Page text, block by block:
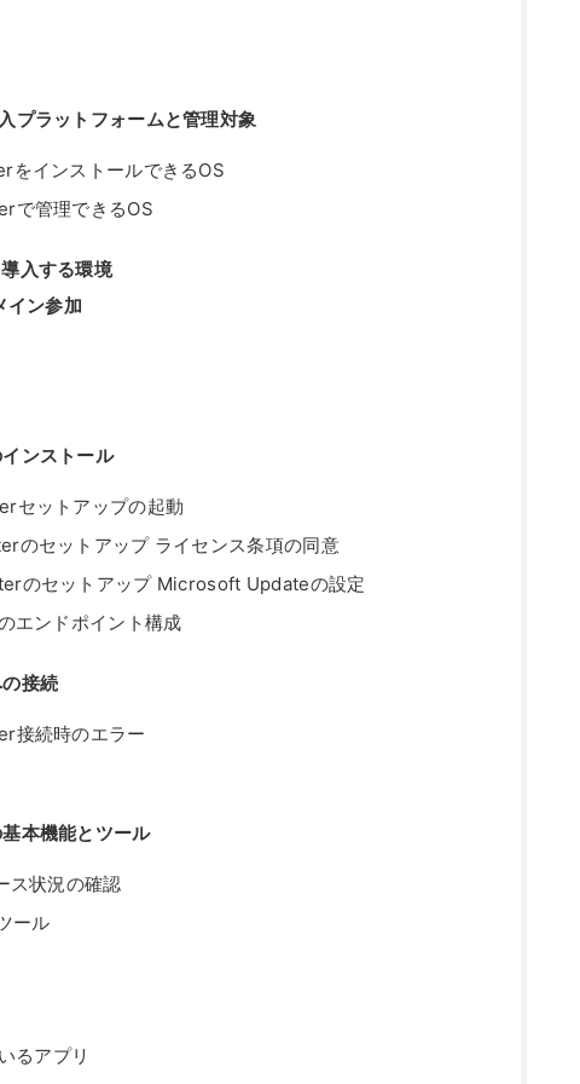
ラットフォームと管理対象
インストールできるOS
で管理できるOS
入する環境
イン参加
ンストール
セットアップの起動
セットアップ ライセンス条項の同意
のセットアップ Microsoft Updateの設定
エンドポイント構成
接続
接続時のエラー
本機能とツール
ス状況の確認
ール
るアプリ